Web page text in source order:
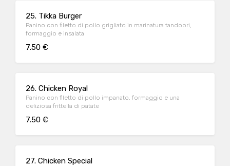
25. Tikka Burger
Panino con filetto di pollo grigliato in marinatura tandoori,
formaggio e insalata
7.50 €
26. Chicken Royal
Panino con filetto di pollo impanato, formaggio e una
deliziosa frittella di patate
7.50 €
27. Chicken Special